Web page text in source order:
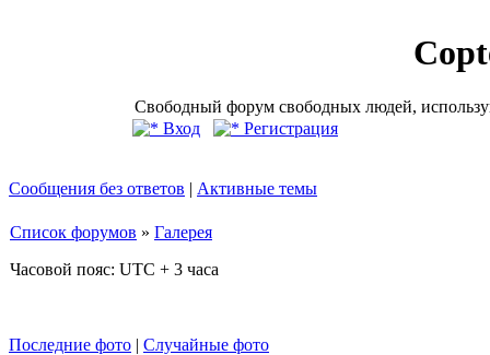
Свободный форум свободных людей,
Вход
Регистрация
Сообщения без ответов | Активные темы
Список форумов » Галерея
Часовой пояс: UTC + 3 часа
Последние фото | Случайные фото